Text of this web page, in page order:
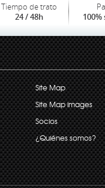
Tiempo de trato
24 / 48h 100%
Site Map
Site Map images
Socios
¿Quiénes somos?